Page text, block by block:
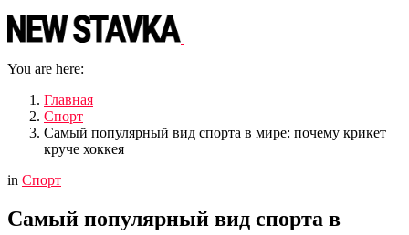
You are here:
Главная
Спорт
Самый популярный вид спорта в мире: почему крикет
круче хоккея
in Спорт
Самый популярный вид спорта в